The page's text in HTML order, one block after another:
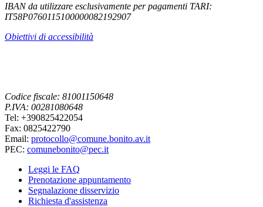
IBAN da utilizzare esclusivamente per pagamenti TARI:
IT58P0760115100000082192907
Obiettivi di accessibilità
Codice fiscale: 81001150648
P.IVA: 00281080648
Tel: +390825422054
Fax: 0825422790
Email: protocollo@comune.bonito.av.it
PEC: comunebonito@pec.it
Leggi le FAQ
Prenotazione appuntamento
Segnalazione disservizio
Richiesta d'assistenza